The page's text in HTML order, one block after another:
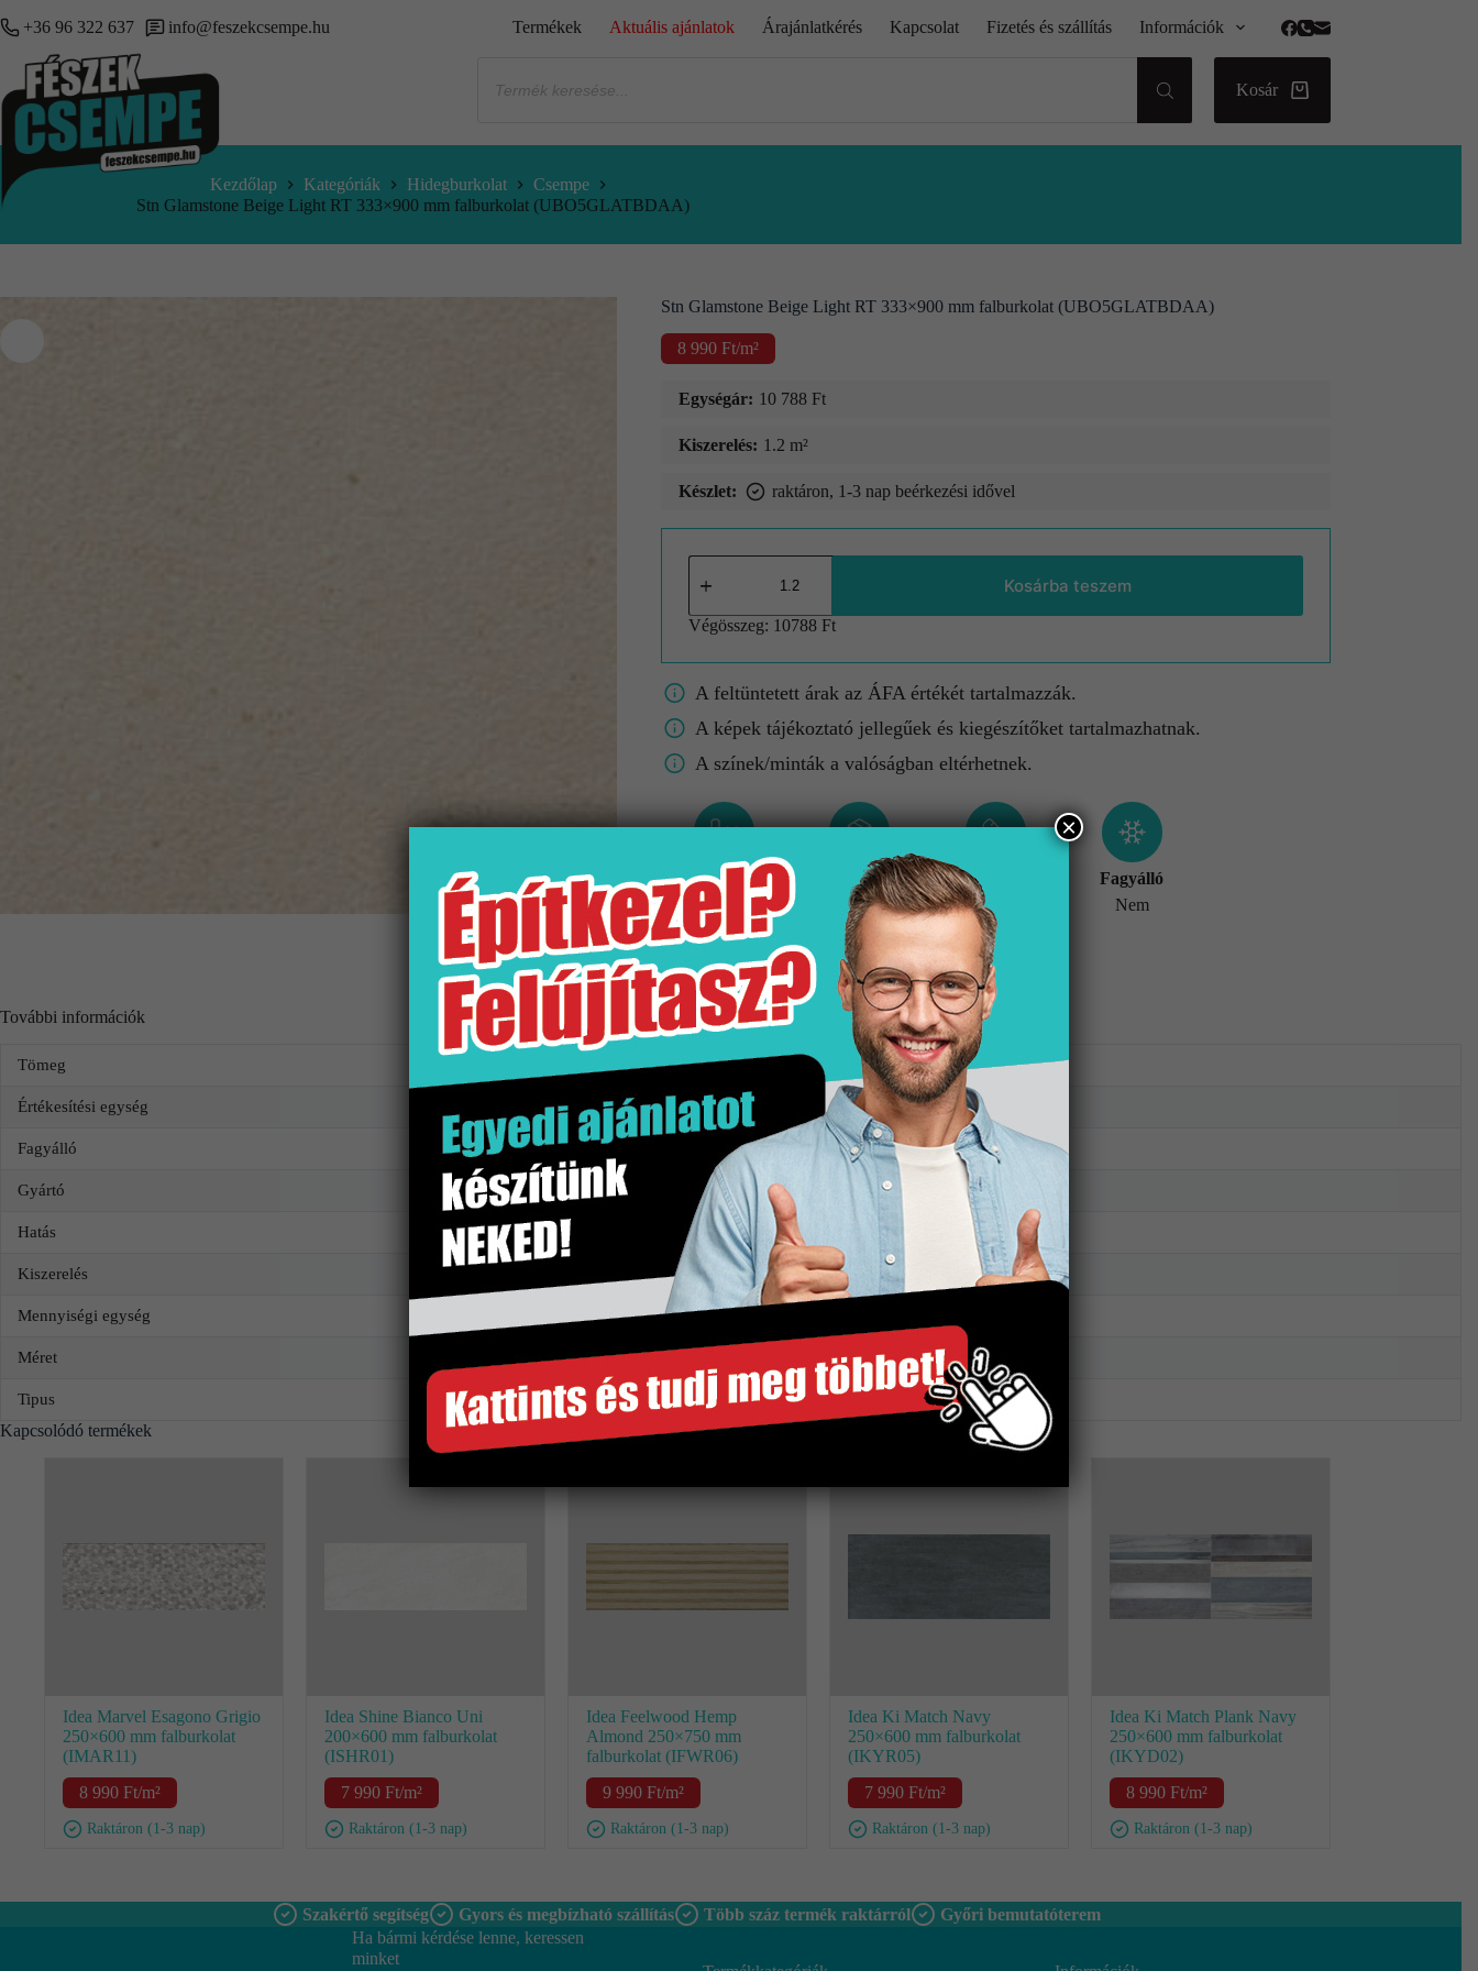
+36 96 322 637 info@feszekcsempe.hu Termékek Aktuális ajánlatok Árajánlatkérés Kapcsolat Fizetés és szállítás Információk
Kosár
Kezdőlap Kategóriák Hidegburkolat
Csempe
Stn Glamstone Beige Light RT 333×900 mm falburkolat (UBO5GLATBDAA)
Stn Glamstone Beige Light RT 333×900 mm falburkolat (UBO5GLATBDAA)
8 990 Ft/m²
Egységár: 10 788 Ft
Kiszerelés: 1.2 m²
Készlet: raktáron, 1-3 nap beérkezési idővel
Kosárba teszem
Végösszeg: 10788 Ft
A feltüntetett árak az ÁFA értékét tartalmazzák.
A képek tájékoztató jellegűek és kiegészítőket tartalmazhatnak.
A színek/minták a valóságban eltérhetnek.
Gyártó
Stn
Kiszerelés
1.2 m2
Méret
333x900 mm
Fagyálló
Nem
További információk
Tömeg 21,5 kg
Értékesítési egység doboz
Fagyálló Nem
Gyártó Stn
Hatás Kő hatás
Kiszerelés 1.2 m2
Mennyiségi egység
Méret 333×900 mm
Tipus Falburkolat
Kapcsolódó termékek
Idea Marvel Esagono Grigio
250×600 mm falburkolat
(IMAR11)
8 990 Ft/m²
Raktáron (1-3 nap)
Idea Shine Bianco Uni
200×600 mm falburkolat
(ISHR01)
7 990 Ft/m²
Raktáron (1-3 nap)
Idea Feelwood Hemp
Almond 250×750 mm
falburkolat (IFWR06)
9 990 Ft/m²
Raktáron (1-3 nap)
Idea Ki Match Navy
250×600 mm falburkolat
(IKYR05)
7 990 Ft/m²
Raktáron (1-3 nap)
Idea Ki Match Plank Navy
250×600 mm falburkolat
(IKYD02)
8 990 Ft/m²
Raktáron (1-3 nap)
Szakértő segítség Gyors és megbízható szállítás Több száz termék raktárról
Győri bemutatóterem
Ha bármi kérdése lenne, keressen
minket
×